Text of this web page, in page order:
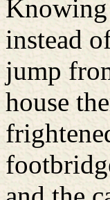
instead
jump
house